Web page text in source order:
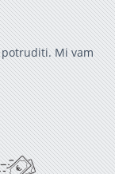
potruditi. Mi vam